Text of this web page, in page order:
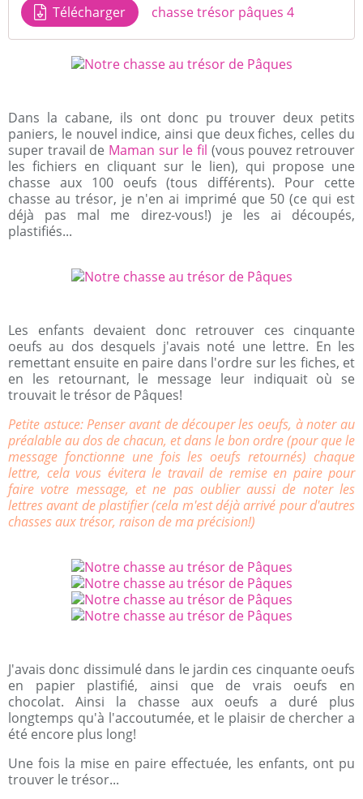
Télécharger chasse trésor pâques 4
Dans la cabane, ils ont donc pu trouver deux petits
paniers, le nouvel indice, ainsi que deux fiches, celles du
super travail de Maman sur le fil (vous pouvez retrouver
les fichiers en cliquant sur le lien), qui propose une
chasse aux 100 oeufs (tous différents). Pour cette
chasse au trésor, je n'en ai imprimé que 50 (ce qui est
déjà pas mal me direz-vous!) je les ai découpés,
plastifiés...
Les enfants devaient donc retrouver ces cinquante
oeufs au dos desquels j'avais noté une lettre. En les
remettant ensuite en paire dans l'ordre sur les fiches, et
en les retournant, le message leur indiquait où se
trouvait le trésor de Pâques!
Petite astuce: Penser avant de découper les oeufs, à noter au
préalable au dos de chacun, et dans le bon ordre (pour que le
message fonctionne une fois les oeufs retournés) chaque
lettre, cela vous évitera le travail de remise en paire pour
faire votre message, et ne pas oublier aussi de noter les
lettres avant de plastifier (cela m'est déjà arrivé pour d'autres
chasses aux trésor, raison de ma précision!)
J'avais donc dissimulé dans le jardin ces cinquante oeufs
en papier plastifié, ainsi que de vrais oeufs en
chocolat. Ainsi la chasse aux oeufs a duré plus
longtemps qu'à l'accoutumée, et le plaisir de chercher a
été encore plus long!
Une fois la mise en paire effectuée, les enfants, ont pu
trouver le trésor...